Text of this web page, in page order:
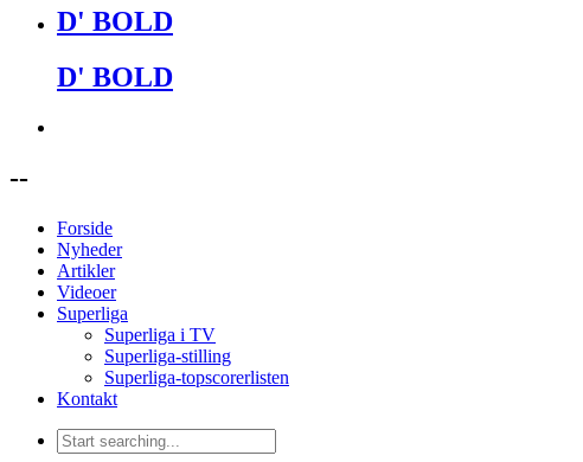
D' BOLD
D' BOLD
--
Forside
Nyheder
Artikler
Videoer
Superliga
Superliga i TV
Superliga-stilling
Superliga-topscorerlisten
Kontakt